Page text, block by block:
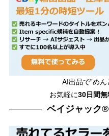
AI出品で”め
お気軽に30日間
ベイジャック